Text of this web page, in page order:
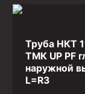
Труба НКТ
ТМК UP PF
наружной
L=R3